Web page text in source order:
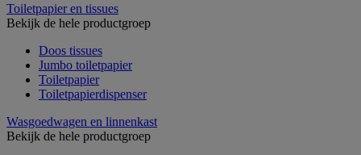
Toiletpapier en tissues
Bekijk de hele productgroep
Doos tissues
Jumbo toiletpapier
Toiletpapier
Toiletpapierdispenser
Wasgoedwagen en linnenkast
Bekijk de hele productgroep